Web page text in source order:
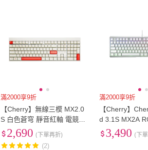
滿2000享9折
【Cherry】無線三模 MX2.0
S 白色蒼穹 靜音紅軸 電競鍵
盤(MX2A 復古 遊戲 辦公鍵
2,690 (下單再折)
(2)
滿2000享9折
【Cherry】
d 3.1S MX2A
花蜜軸(3.1S
二代軸 機械 電
3,490 (下